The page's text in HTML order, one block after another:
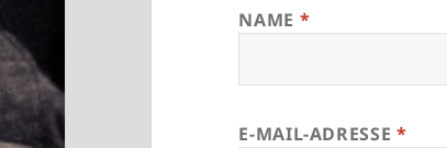
NAME *
E-MAIL-ADRESSE *